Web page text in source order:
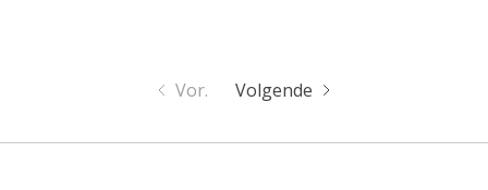
Vor. Volgende